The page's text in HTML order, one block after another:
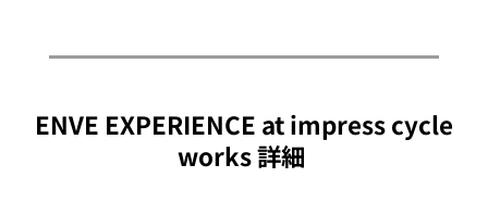
ENVE EXPERIENCE at impress cycle
works 詳細